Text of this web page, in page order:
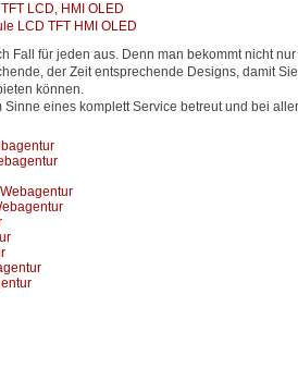
LCD, HMI OLED
LCD TFT HMI OLED
Fall für jeden aus. Denn man bekommt nicht
der Zeit entsprechende Designs, damit
können.
eines komplett Service betreut und bei